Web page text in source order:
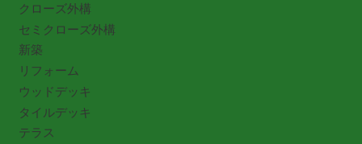
クローズ外構
セミクローズ外構
新築
リフォーム
ウッドデッキ
タイルデッキ
テラス